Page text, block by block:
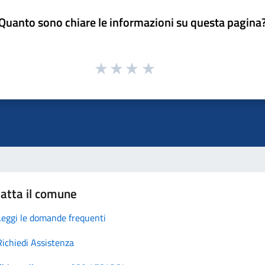
sono chiare le informazioni su questa
il comune
le domande frequenti
Assistenza